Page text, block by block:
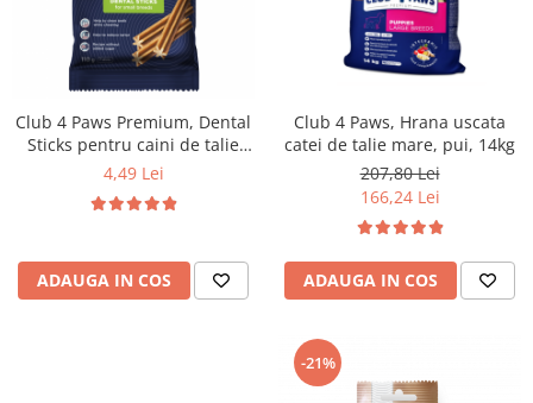
Club 4 Paws Premium, Dental
Sticks pentru caini de talie
mica, 110g
4,49 Lei
ADAUGA IN COS
Club 4 Paws, Hrana uscata
catei de talie mare, pui, 14kg
207,80 Lei
166,24 Lei
ADAUGA IN COS
-21%